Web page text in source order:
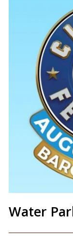
Water